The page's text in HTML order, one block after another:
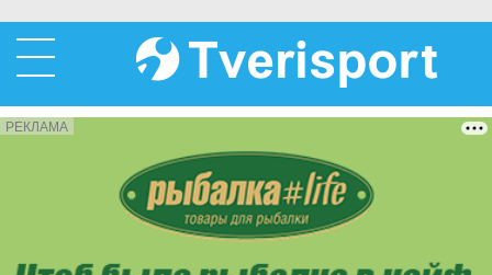
РЕКЛАМА